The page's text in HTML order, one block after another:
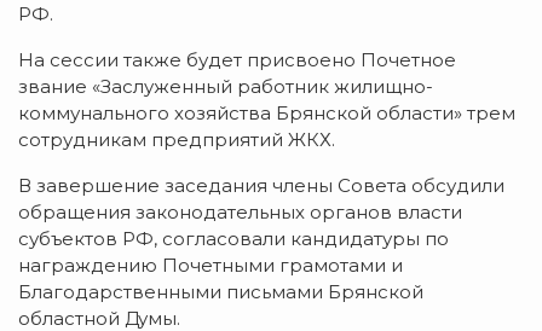
РФ.
На сессии также будет присвоено Почетное
звание «Заслуженный работник жилищно-
коммунального хозяйства Брянской области» трем
сотрудникам предприятий ЖКХ.
В завершение заседания члены Совета обсудили
обращения законодательных органов власти
субъектов РФ, согласовали кандидатуры по
награждению Почетными грамотами и
Благодарственными письмами Брянской
областной Думы.